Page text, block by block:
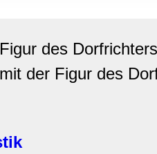
des Dorfrichters
der Figur des